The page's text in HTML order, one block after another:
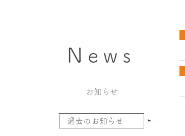
News
お知らせ
過去のお知らせ